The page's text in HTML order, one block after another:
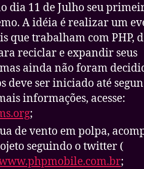
dia 11 de Julho seu
A idéia é realizar um
que trabalham com PHP,
reciclar e expandir seus
ainda não foram
deve ser iniciado até
informações, acesse:
;
de vento em polpa,
seguindo o twitter (
;